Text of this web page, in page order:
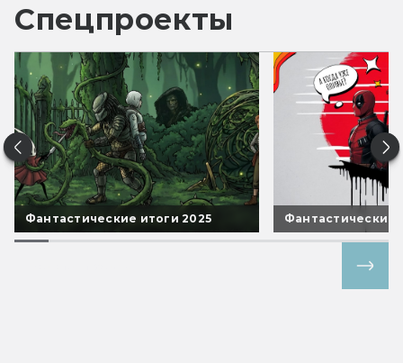
Спецпроекты
Фантастические итоги 2025 Фантастические